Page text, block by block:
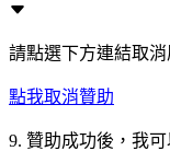
請點選下方連結取
點我取消贊助
9. 贊助成功後，我